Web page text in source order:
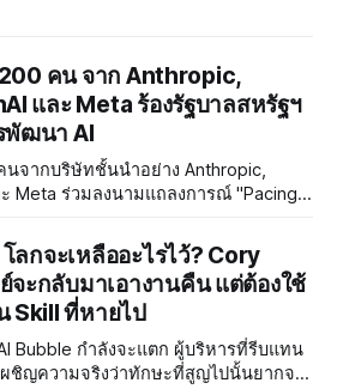
คน จาก Anthropic,
และ Meta ร้องรัฐบาลสหรัฐฯ
พัฒนา AI
นจากบริษัทชั้นนำอย่าง Anthropic,
Meta ร่วมลงนามแถลงการณ์ "Pacing
ลางความกังวลด้าน RSI และ
ลกจะเหลืออะไรไว้? Cory
ะกลับมาเอางานคืน แต่ต้องใช้
Skill ที่หายไป
Bubble กำลังจะแตก ผู้บริหารที่รีบแทน
ผชิญความจริงว่าทักษะที่สูญไปนั้นยากจะ